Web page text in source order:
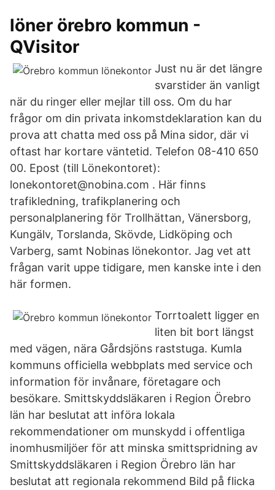
löner örebro kommun -
QVisitor
Just nu är det längre
svarstider än vanligt
när du ringer eller mejlar till oss. Om du har
frågor om din privata inkomstdeklaration kan du
prova att chatta med oss på Mina sidor, där vi
oftast har kortare väntetid. Telefon 08-410 650
00. Epost (till Lönekontoret):
lonekontoret@nobina.com . Här finns
trafikledning, trafikplanering och
personalplanering för Trollhättan, Vänersborg,
Kungälv, Torslanda, Skövde, Lidköping och
Varberg, samt Nobinas lönekontor. Jag vet att
frågan varit uppe tidigare, men kanske inte i den
här formen.
Torrtoalett ligger en
liten bit bort längst
med vägen, nära Gårdsjöns raststuga. Kumla
kommuns officiella webbplats med service och
information för invånare, företagare och
besökare. Smittskyddsläkaren i Region Örebro
län har beslutat att införa lokala
rekommendationer om munskydd i offentliga
inomhusmiljöer för att minska smittspridning av
Smittskyddsläkaren i Region Örebro län har
beslutat att regionala rekommend Bild på flicka